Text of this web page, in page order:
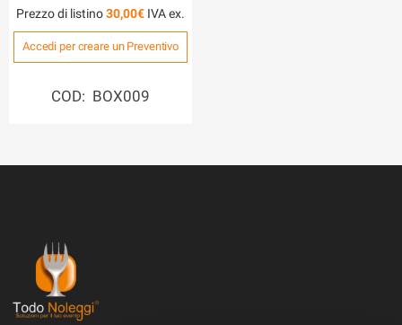
Prezzo di listino30,00€
Accedi per creare un Preventivo
COD: BOX009